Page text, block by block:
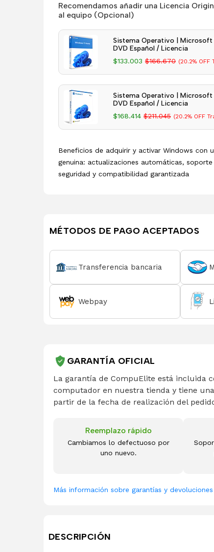
Recomendamos añadir una Licencia
al equipo (Opcional)
Sistema Operativo | Microsoft
DVD Español / Licencia
$133.003 $166.670 (20.2% OFF
Sistema Operativo | Microsoft
DVD Español / Licencia
$168.414 $211.045 (20.2% OFF
Beneficios de adquirir y activar Windows con
genuina: actualizaciones automáticas,
seguridad y compatibilidad garantizada
MÉTODOS DE PAGO ACEPTADOS
Transferencia bancaria
Webpay
GARANTÍA OFICIAL
La garantía de CompuElite está incluida
computador en nuestra tienda y tiene
partir de la fecha de realización del
Reemplazo rápido
Cambiamos lo defectuoso por
uno nuevo.
Más información sobre garantías y devoluciones
DESCRIPCIÓN